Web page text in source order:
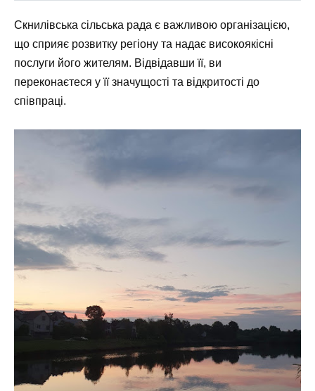
Скнилівська сільська рада є важливою організацією,
що сприяє розвитку регіону та надає високоякісні
послуги його жителям. Відвідавши її, ви
переконаєтеся у її значущості та відкритості до
співпраці.